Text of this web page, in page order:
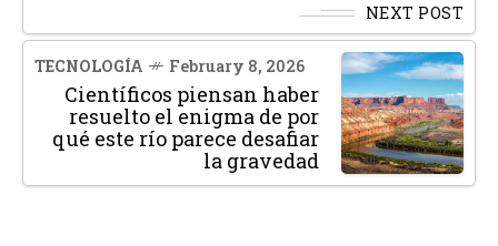
NEXT POST
TECNOLOGÍA February 8, 2026
Científicos piensan haber
resuelto el enigma de por
qué este río parece desafiar
la gravedad